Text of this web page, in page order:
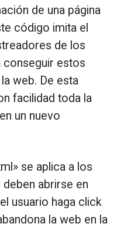
de una página
código imita el
de los
conseguir estos
web. De esta
facilidad toda la
un nuevo
se aplica a los
abrirse en
usuario haga click
la web en la